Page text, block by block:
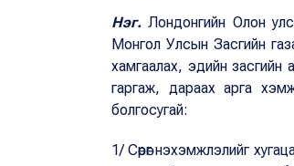
Нэг.Лондонгийн Олон
Монгол Улсын Засгийн
хамгаалах, эдийн засгийн
гаргаж, дараах арга
болгосугай:
1/ Сөрөг нэхэмжлэлийг